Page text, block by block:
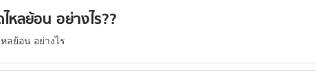
หลย้อน อย่างไร??
ลย้อน อย่างไร